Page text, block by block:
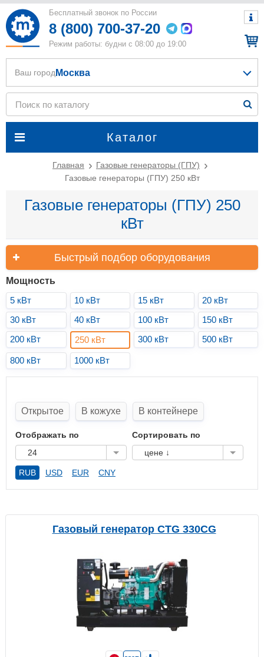
Бесплатный звонок по России
8 (800) 700-37-20
Режим работы: будни с 08:00 до 19:00
Каталог
Ваш город Москва
Главная
Газовые генераторы (ГПУ)
Газовые генераторы (ГПУ) 250 кВт
Газовые генераторы (ГПУ) 250
кВт
Быстрый подбор оборудования
Мощность
5 кВт
10 кВт 15 кВт
20 кВт
30 кВт
40 кВт 100 кВт
150 кВт
200 кВт
250 кВт 300 кВт 500 кВт
800 кВт 1000 кВт
Открытое В кожухе В контейнере
Отображать по
24
Сортировать по
цене ↓
RUB USD EUR CNY
Газовый генератор CTG 330CG